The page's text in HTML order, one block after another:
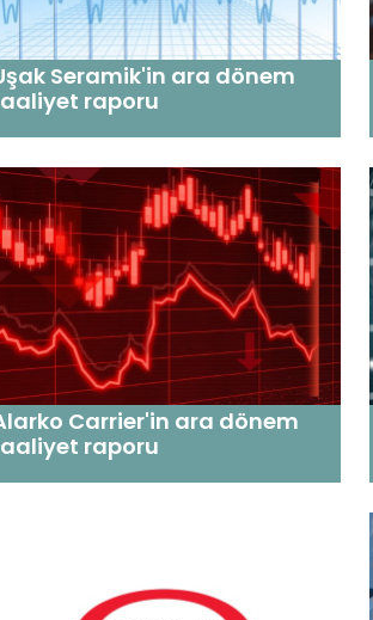
Seramik'in ara dönem
raporu
Carrier'in ara dönem
raporu